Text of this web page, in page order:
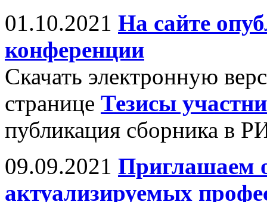
01.10.2021 На сайте
конференции
Скачать электронную
странице Тезисы
публикация сборника в
09.09.2021 Приглашаем
актуализируемых